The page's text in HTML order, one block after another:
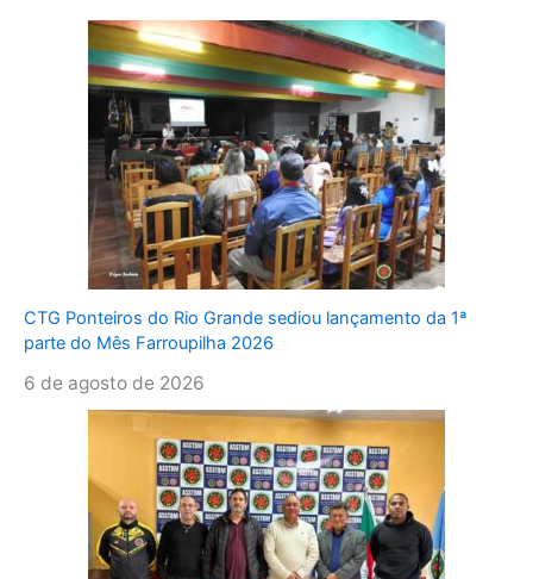
CTG Ponteiros do Rio Grande sediou lançamento da 1ª
parte do Mês Farroupilha 2026
6 de agosto de 2026